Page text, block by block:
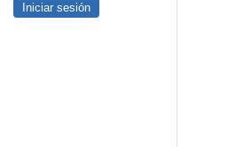
Iniciar sesión